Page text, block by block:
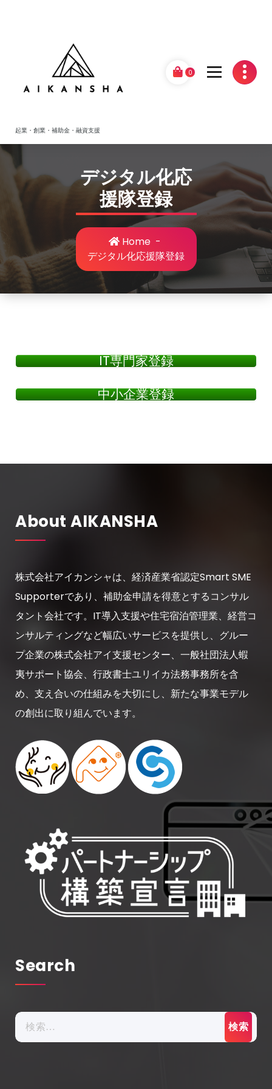
起業・創業・補助金・融資支援
0
デジタル化応
援隊登録
Home -
デジタル化応援隊登録
IT専門家登録
中小企業登録
About AIKANSHA
株式会社アイカンシャは、経済産業省認定Smart SME
Supporterであり、補助金申請を得意とするコンサル
タント会社です。IT導入支援や住宅宿泊管理業、経営コ
ンサルティングなど幅広いサービスを提供し、グルー
プ企業の株式会社アイ支援センター、一般社団法人蝦
夷サポート協会、行政書士ユリイカ法務事務所を含
め、支え合いの仕組みを大切にし、新たな事業モデル
の創出に取り組んでいます。
Search
検
索: